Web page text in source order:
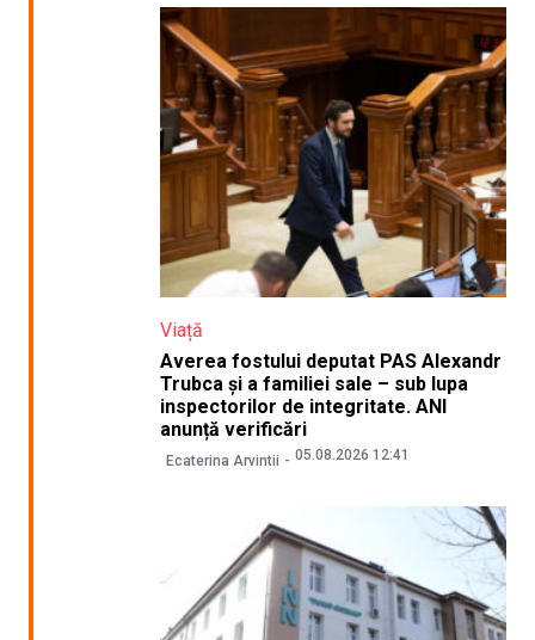
Viață
Averea fostului deputat PAS Alexandr
Trubca și a familiei sale – sub lupa
inspectorilor de integritate. ANI
anunță verificări
Ecaterina Arvintii 05.08.2026 12:41